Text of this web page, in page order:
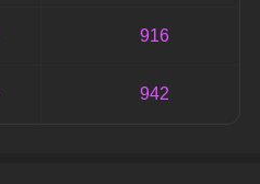
916
942